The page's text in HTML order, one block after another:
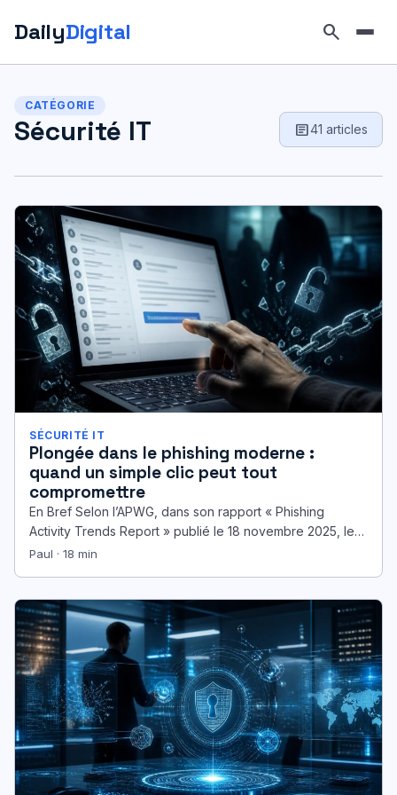
DailyDigital search
contenu
CATÉGORIE
Sécurité IT article41 articles
SÉCURITÉ IT
Plongée dans le phishing moderne :
quand un simple clic peut tout
compromettre
En Bref Selon l’APWG, dans son rapport « Phishing
Activity Trends Report » publié le 18 novembre 2025, le
volume…
Paul · 18 min